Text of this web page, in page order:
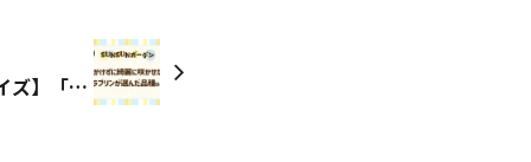
【受付終了】【Youtubeクイズ】「手間をかけずに綺麗に咲かせたいお花」としてラブリンが選んだ品種はどっち？